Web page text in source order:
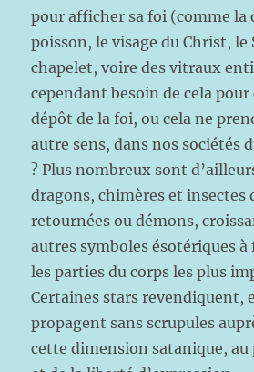
pour afficher sa foi (comme la
poisson, le visage du Christ,
chapelet, voire des vitraux
cependant besoin de cela pour
dépôt de la foi, ou cela ne
autre sens, dans nos sociétés
? Plus nombreux sont
dragons, chimères et insectes
retournées ou démons,
autres symboles ésotériques
les parties du corps les plus
Certaines stars revendiquent,
propagent sans scrupules
cette dimension satanique, au